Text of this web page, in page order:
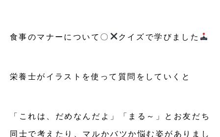
食事のマナーについて〇 クイズで学びました
栄養士がイラストを使って質問をしていくと
「これは、だめなんだよ」「まる～」とお友だち
同士で考えたり、マルかバツか悩む姿がありまし